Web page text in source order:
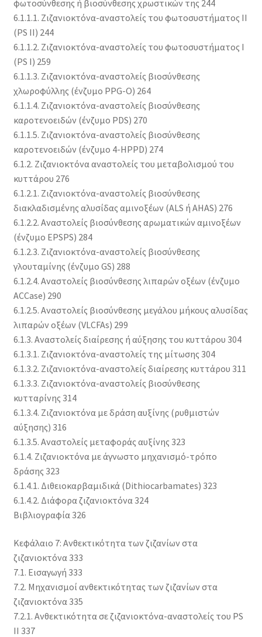
φωτοσύνθεσης ή βιοσύνθεσης χρωστικών της 244
6.1.1.1. Ζιζανιοκτόνα-αναστολείς του φωτοσυστήματος II
(PS II) 244
6.1.1.2. Ζιζανιοκτόνα-αναστολείς του φωτοσυστήματος Ι
(PS I) 259
6.1.1.3. Ζιζανιοκτόνα-αναστολείς βιοσύνθεσης
χλωροφύλλης (ένζυμο PPG-O) 264
6.1.1.4. Ζιζανιοκτόνα-αναστολείς βιοσύνθεσης
καροτενοειδών (ένζυμο PDS) 270
6.1.1.5. Ζιζανιοκτόνα-αναστολείς βιοσύνθεσης
καροτενοειδών (ένζυμο 4-HPPD) 274
6.1.2. Ζιζανιοκτόνα αναστολείς του μεταβολισμού του
κυττάρου 276
6.1.2.1. Ζιζανιοκτόνα-αναστολείς βιοσύνθεσης
διακλαδισμένης αλυσίδας αμινοξέων (ALS ή AHAS) 276
6.1.2.2. Αναστολείς βιοσύνθεσης αρωματικών αμινοξέων
(ένζυμο EPSPS) 284
6.1.2.3. Ζιζανιοκτόνα-αναστολείς βιοσύνθεσης
γλουταμίνης (ένζυμο GS) 288
6.1.2.4. Αναστολείς βιοσύνθεσης λιπαρών οξέων (ένζυμο
ACCase) 290
6.1.2.5. Αναστολείς βιοσύνθεσης μεγάλου μήκους αλυσίδας
λιπαρών οξέων (VLCFAs) 299
6.1.3. Αναστολείς διαίρεσης ή αύξησης του κυττάρου 304
6.1.3.1. Ζιζανιοκτόνα-αναστολείς της μίτωσης 304
6.1.3.2. Ζιζανιοκτόνα-αναστολείς διαίρεσης κυττάρου 311
6.1.3.3. Ζιζανιοκτόνα-αναστολείς βιοσύνθεσης
κυτταρίνης 314
6.1.3.4. Ζιζανιοκτόνα με δράση αυξίνης (ρυθμιστών
αύξησης) 316
6.1.3.5. Αναστολείς μεταφοράς αυξίνης 323
6.1.4. Ζιζανιοκτόνα με άγνωστο μηχανισμό-τρόπο
δράσης 323
6.1.4.1. Διθειοκαρβαμιδικά (Dithiocarbamates) 323
6.1.4.2. Διάφορα ζιζανιοκτόνα 324
Βιβλιογραφία 326
Κεφάλαιο 7: Ανθεκτικότητα των ζιζανίων στα
ζιζανιοκτόνα 333
7.1. Εισαγωγή 333
7.2. Μηχανισμοί ανθεκτικότητας των ζιζανίων στα
ζιζανιοκτόνα 335
7.2.1. Ανθεκτικότητα σε ζιζανιοκτόνα-αναστολείς του PS
II 337